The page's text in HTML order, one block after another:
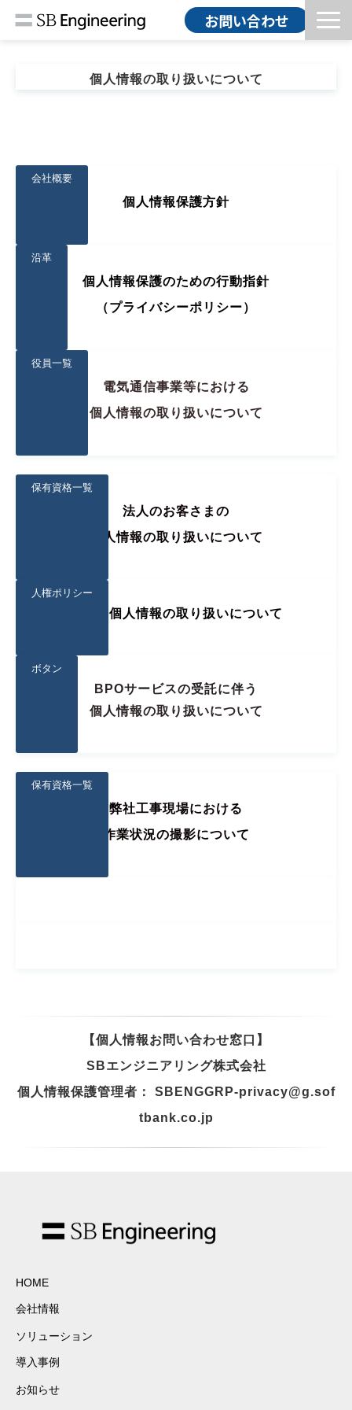
お問い合わせ
ソリューション
会社情報
個人情報の取り扱いについて
個人情報保護方針
会社概要
個人情報保護のための行動指針
（プライバシーポリシー）
沿革
電気通信事業等における
個人情報の取り扱いについて
役員一覧
法人のお客さまの
個人情報の取り扱いについて
保有資格一覧
社員等個人情報の取り扱いについて
人権ポリシー
BPOサービスの受託に伴う
個人情報の取り扱いについて
ボタン
弊社工事現場における
作業状況の撮影について
保有資格一覧
【個人情報お問い合わせ窓口】
SBエンジニアリング株式会社
個人情報保護管理者： SBENGGRP-privacy@g.sof
tbank.co.jp
HOME
会社情報
ソリューション
導入事例
お知らせ